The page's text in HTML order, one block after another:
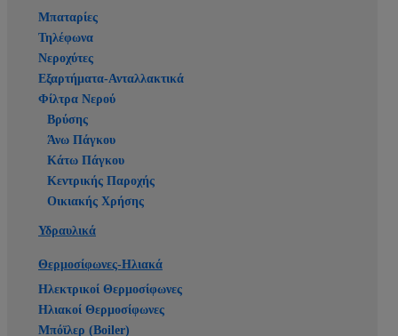
Μπαταρίες
Τηλέφωνα
Νεροχύτες
Εξαρτήματα-Ανταλλακτικά
Φίλτρα Νερού
Βρύσης
Άνω Πάγκου
Κάτω Πάγκου
Κεντρικής Παροχής
Οικιακής Χρήσης
Υδραυλικά
Θερμοσίφωνες-Ηλιακά
Ηλεκτρικοί Θερμοσίφωνες
Ηλιακοί Θερμοσίφωνες
Μπόϊλερ (Boiler)